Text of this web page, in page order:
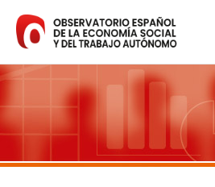
contenido